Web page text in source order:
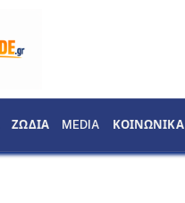
ΖΩΔΙΑ MEDIA ΚΟΙΝΩΝΙΚΑ